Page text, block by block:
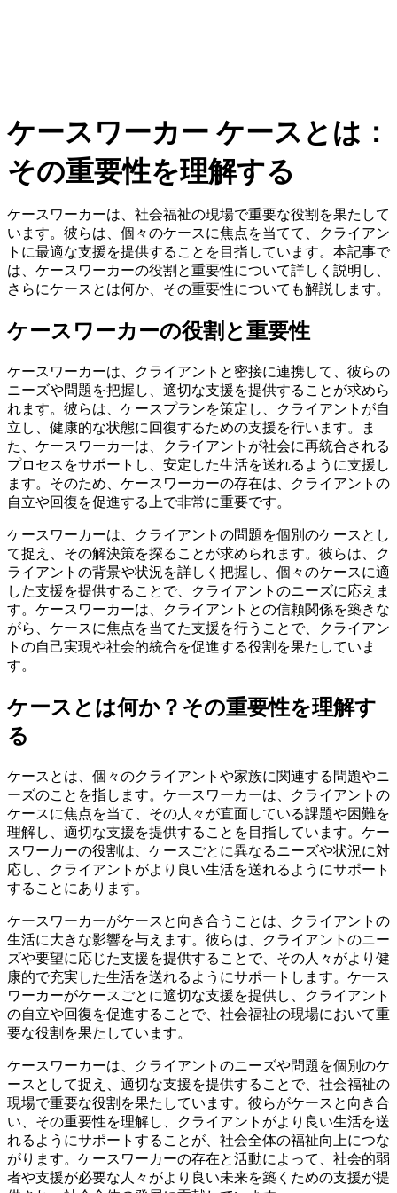
ケースワーカー ケースとは：
その重要性を理解する
ケースワーカーは、社会福祉の現場で重要な役割を果たして
います。彼らは、個々のケースに焦点を当てて、クライアン
トに最適な支援を提供することを目指しています。本記事で
は、ケースワーカーの役割と重要性について詳しく説明し、
さらにケースとは何か、その重要性についても解説します。
ケースワーカーの役割と重要性
ケースワーカーは、クライアントと密接に連携して、彼らの
ニーズや問題を把握し、適切な支援を提供することが求めら
れます。彼らは、ケースプランを策定し、クライアントが自
立し、健康的な状態に回復するための支援を行います。ま
た、ケースワーカーは、クライアントが社会に再統合される
プロセスをサポートし、安定した生活を送れるように支援し
ます。そのため、ケースワーカーの存在は、クライアントの
自立や回復を促進する上で非常に重要です。
ケースワーカーは、クライアントの問題を個別のケースとし
て捉え、その解決策を探ることが求められます。彼らは、ク
ライアントの背景や状況を詳しく把握し、個々のケースに適
した支援を提供することで、クライアントのニーズに応えま
す。ケースワーカーは、クライアントとの信頼関係を築きな
がら、ケースに焦点を当てた支援を行うことで、クライアン
トの自己実現や社会的統合を促進する役割を果たしていま
す。
ケースとは何か？その重要性を理解す
る
ケースとは、個々のクライアントや家族に関連する問題やニ
ーズのことを指します。ケースワーカーは、クライアントの
ケースに焦点を当て、その人々が直面している課題や困難を
理解し、適切な支援を提供することを目指しています。ケー
スワーカーの役割は、ケースごとに異なるニーズや状況に対
応し、クライアントがより良い生活を送れるようにサポート
することにあります。
ケースワーカーがケースと向き合うことは、クライアントの
生活に大きな影響を与えます。彼らは、クライアントのニー
ズや要望に応じた支援を提供することで、その人々がより健
康的で充実した生活を送れるようにサポートします。ケース
ワーカーがケースごとに適切な支援を提供し、クライアント
の自立や回復を促進することで、社会福祉の現場において重
要な役割を果たしています。
ケースワーカーは、クライアントのニーズや問題を個別のケ
ースとして捉え、適切な支援を提供することで、社会福祉の
現場で重要な役割を果たしています。彼らがケースと向き合
い、その重要性を理解し、クライアントがより良い生活を送
れるようにサポートすることが、社会全体の福祉向上につな
がります。ケースワーカーの存在と活動によって、社会的弱
者や支援が必要な人々がより良い未来を築くための支援が提